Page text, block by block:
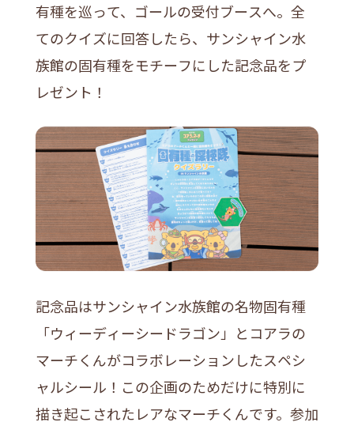
有種を巡って、ゴールの受付ブースへ。全
てのクイズに回答したら、サンシャイン水
族館の固有種をモチーフにした記念品をプ
レゼント！
記念品はサンシャイン水族館の名物固有種
「ウィーディーシードラゴン」とコアラの
マーチくんがコラボレーションしたスペシ
ャルシール！この企画のためだけに特別に
描き起こされたレアなマーチくんです。参加